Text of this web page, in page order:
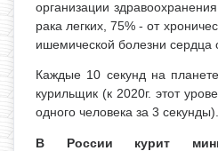
организации
рака легких, 75% - от
ишемической болезни сердца
Каждые 10 секунд на
курильщик (к 2020г. этот
одного человека за 3 секунды).
В России курит